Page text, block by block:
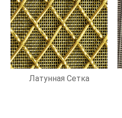
Латунная Сетка